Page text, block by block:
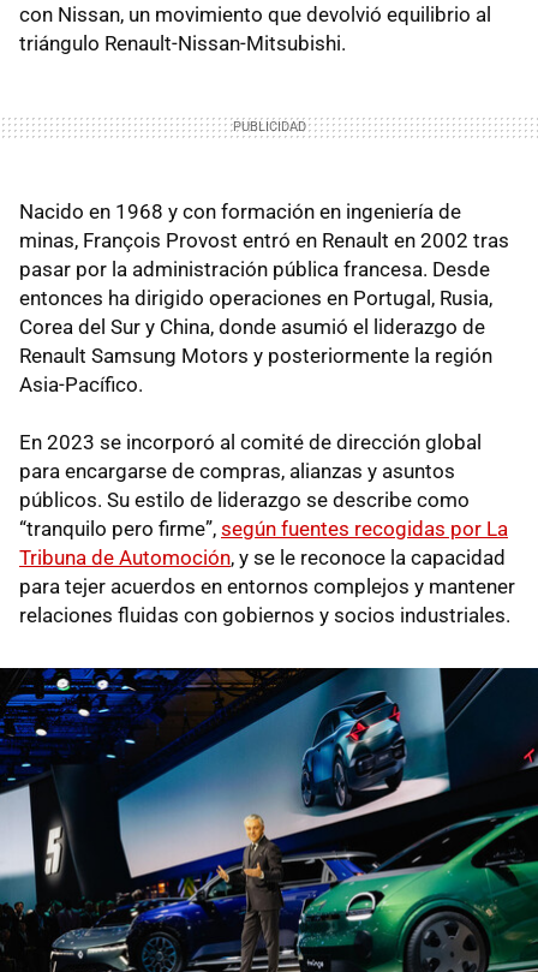
con Nissan, un movimiento que devolvió equilibrio al
triángulo Renault-Nissan-Mitsubishi.
Nacido en 1968 y con formación en ingeniería de
minas, François Provost entró en Renault en 2002 tras
pasar por la administración pública francesa. Desde
entonces ha dirigido operaciones en Portugal, Rusia,
Corea del Sur y China, donde asumió el liderazgo de
Renault Samsung Motors y posteriormente la región
Asia-Pacífico.
En 2023 se incorporó al comité de dirección global
para encargarse de compras, alianzas y asuntos
públicos. Su estilo de liderazgo se describe como
“tranquilo pero firme”, según fuentes recogidas por La
Tribuna de Automoción, y se le reconoce la capacidad
para tejer acuerdos en entornos complejos y mantener
relaciones fluidas con gobiernos y socios industriales.